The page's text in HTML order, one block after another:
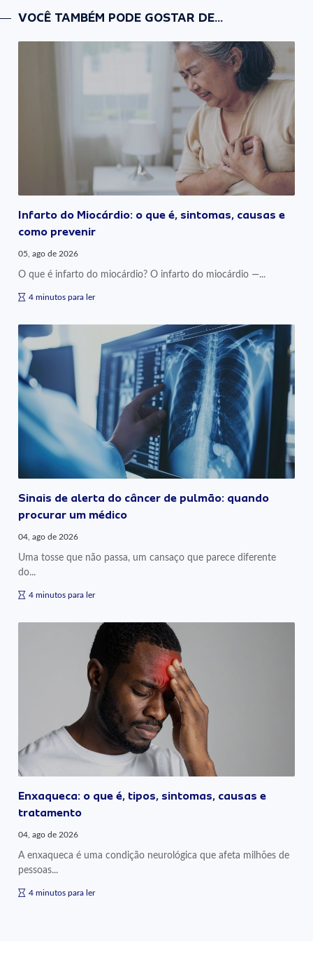
VOCÊ TAMBÉM PODE GOSTAR DE...
Infarto do Miocárdio: o que é, sintomas, causas e
como prevenir
05, ago de 2026
O que é infarto do miocárdio? O infarto do miocárdio —...
4 minutos para ler
Sinais de alerta do câncer de pulmão: quando
procurar um médico
04, ago de 2026
Uma tosse que não passa, um cansaço que parece diferente
do...
4 minutos para ler
Enxaqueca: o que é, tipos, sintomas, causas e
tratamento
04, ago de 2026
A enxaqueca é uma condição neurológica que afeta milhões de
pessoas...
4 minutos para ler